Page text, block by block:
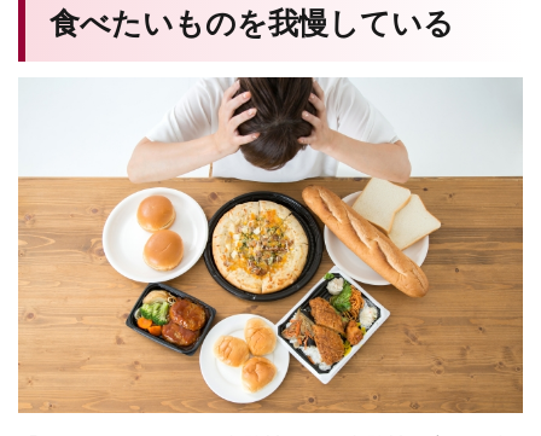
食べたいものを我慢している